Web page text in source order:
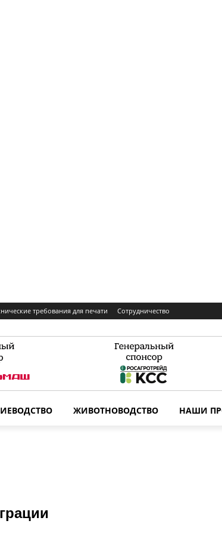
требования для печати Сотрудничество
ЖИВОТНОВОДСТВО НАШИ